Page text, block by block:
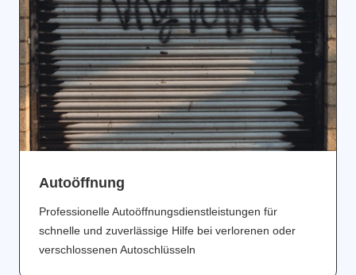
Аutoöffnung
Professionelle Autoöffnungsdienstleistungen für
schnelle und zuverlässige Hilfe bei verlorenen oder
verschlossenen Autoschlüsseln